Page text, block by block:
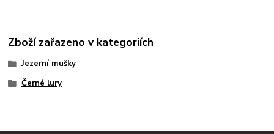
Zboží zařazeno v kategoriích
Jezerní mušky
Černé lury